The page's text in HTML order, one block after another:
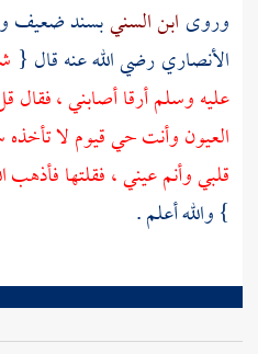
وروى ابن السنيبسند ضعيف
الأنصاريرضي الله عنه قال {
عليه وسلم أرقا أصابني ،
العيون وأنت حي قيوم لا تأخذه
قلبي وأنم عيني ، فقلتها
} والله أعلم .